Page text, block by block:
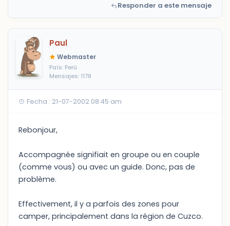
Responder a este mensaje
Paul
Webmaster
País: Perú
Mensajes: 1178
Fecha : 21-07-2002 08:45 am
Rebonjour,
Accompagnée signifiait en groupe ou en couple
(comme vous) ou avec un guide. Donc, pas de
problème.
Effectivement, il y a parfois des zones pour
camper, principalement dans la région de Cuzco.